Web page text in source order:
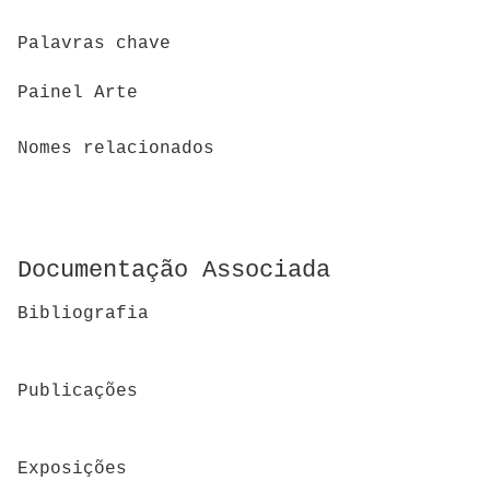
Palavras chave
Painel Arte
Nomes relacionados
Documentação Associada
Bibliografia
Publicações
Exposições